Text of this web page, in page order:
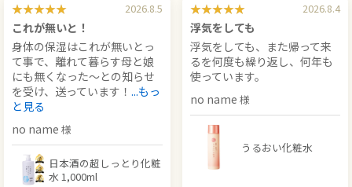
2026.8.5
これが無いと！
身体の保湿はこれが無いとっ
て事で、離れて暮らす母と娘
にも無くなった〜との知らせ
を受け、送っています！ ...もっ
と見る
no name
日本酒の超しっとり化粧
水 1,000ml
2026.8.4
浮気をしても
浮気をしても、また帰って来
るを何度も繰り返し、何年も
使っています。
no name
うるおい化粧水